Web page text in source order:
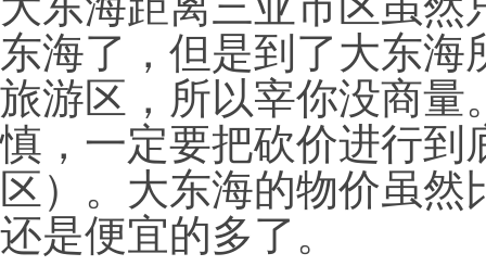
东海了，但是到了大东
旅游区，所以宰你没商量
慎，一定要把砍价进行到
区）。大东海的物价虽
还是便宜的多了。